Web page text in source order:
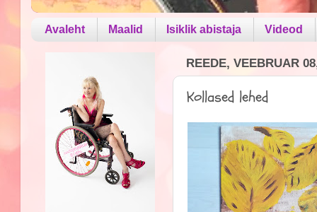
Avaleht Maalid Isiklik abistaja Videod
REEDE, VEEBRUAR
Kollased lehed